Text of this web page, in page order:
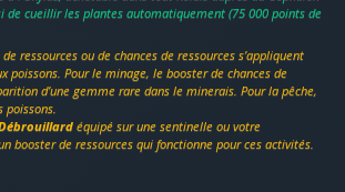
de cueillir les plantes automatiquement (75 000 points de
ressources ou de chances de ressources s’appliquent
poissons. Pour le minage, le booster de chances de
d’une gemme rare dans le minerais. Pour la pêche,
poissons.
équipé sur une sentinelle ou votre
booster de ressources qui fonctionne pour ces activités.